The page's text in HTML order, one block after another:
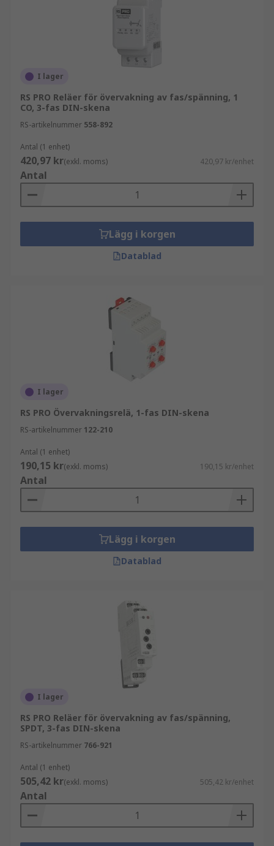
I lager
RS PRO Reläer för övervakning av fas/spänning, 1
CO, 3-fas DIN-skena
RS-artikelnummer 558-892
Antal (1 enhet)
420,97 kr(exkl. moms) 420,97 kr/enhet
Antal
Lägg i korgen
Datablad
I lager
RS PRO Övervakningsrelä, 1-fas DIN-skena
RS-artikelnummer 122-210
Antal (1 enhet)
190,15 kr(exkl. moms) 190,15 kr/enhet
Antal
Lägg i korgen
Datablad
I lager
RS PRO Reläer för övervakning av fas/spänning,
SPDT, 3-fas DIN-skena
RS-artikelnummer 766-921
Antal (1 enhet)
505,42 kr(exkl. moms) 505,42 kr/enhet
Antal